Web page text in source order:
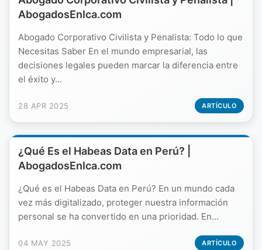
AbogadosEnIca.com
Abogado Corporativo Civilista y Penalista: Todo lo que
Necesitas Saber En el mundo empresarial, las
decisiones legales pueden marcar la diferencia entre
el éxito y...
28 APR 2025 ARTÍCULO
¿Qué Es el Habeas Data en Perú? |
AbogadosEnIca.com
¿Qué es el Habeas Data en Perú? En un mundo cada
vez más digitalizado, proteger nuestra información
personal se ha convertido en una prioridad. En...
04 MAY 2025 ARTÍCULO